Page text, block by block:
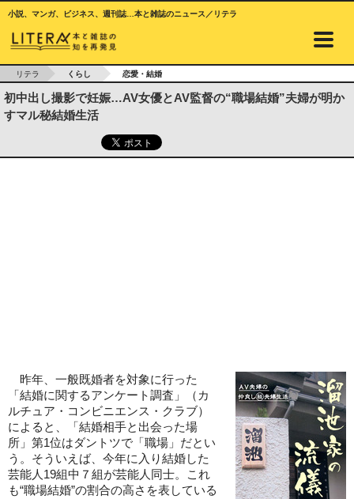
小説、マンガ、ビジネス、週刊誌…本と雑誌のニュース／リテラ
リテラ くらし 恋愛・結婚
初中出し撮影で妊娠…AV女優とAV監督の“職場結婚”夫婦が明か
すマル秘結婚生活
昨年、一般既婚者を対象に行った
「結婚に関するアンケート調査」（カ
ルチュア・コンビニエンス・クラブ）
によると、「結婚相手と出会った場
所」第1位はダントツで「職場」だとい
う。そういえば、今年に入り結婚した
芸能人19組中７組が芸能人同士。これ
も“職場結婚”の割合の高さを表している